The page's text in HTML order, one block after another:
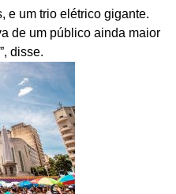
e um trio elétrico gigante.
de um público ainda maior
disse.